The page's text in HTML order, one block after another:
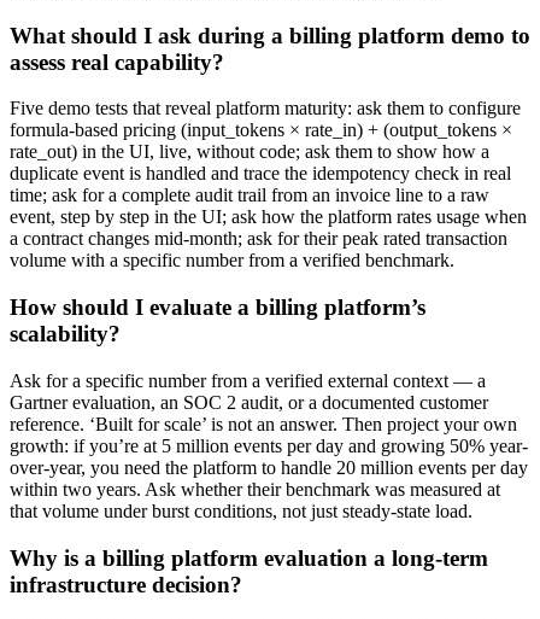
What should I ask during a billing platform demo to
assess real capability?
Five demo tests that reveal platform maturity: ask them to configure
formula-based pricing (input_tokens × rate_in) + (output_tokens ×
rate_out) in the UI, live, without code; ask them to show how a
duplicate event is handled and trace the idempotency check in real
time; ask for a complete audit trail from an invoice line to a raw
event, step by step in the UI; ask how the platform rates usage when
a contract changes mid-month; ask for their peak rated transaction
volume with a specific number from a verified benchmark.
How should I evaluate a billing platform’s
scalability?
Ask for a specific number from a verified external context — a
Gartner evaluation, an SOC 2 audit, or a documented customer
reference. ‘Built for scale’ is not an answer. Then project your own
growth: if you’re at 5 million events per day and growing 50% year-
over-year, you need the platform to handle 20 million events per day
within two years. Ask whether their benchmark was measured at
that volume under burst conditions, not just steady-state load.
Why is a billing platform evaluation a long-term
infrastructure decision?